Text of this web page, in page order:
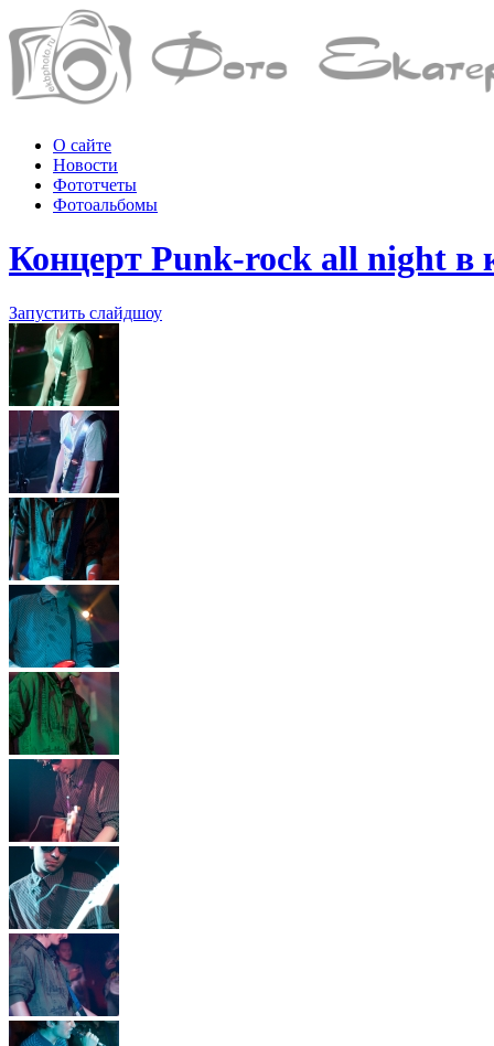
О сайте
Новости
Фототчеты
Фотоальбомы
Концерт Punk-rock all night в
Запустить слайдшоу